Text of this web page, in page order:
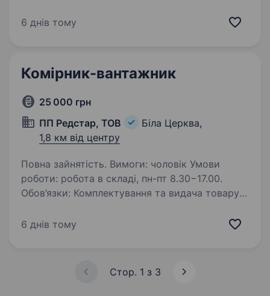
приймальником. Гарантуємо базові соціальні
6 днів тому
Комірник-вантажник
25 000 грн
ПП Редстар, ТОВ
Біла Церква,
1,8 км від центру
Повна зайнятість. Вимоги: чоловік Умови
роботи: робота в складі, пн-пт 8.30−17.00.
Обов’язки: Комплектування та видача товару
6 днів тому
Стор. 1 з 3